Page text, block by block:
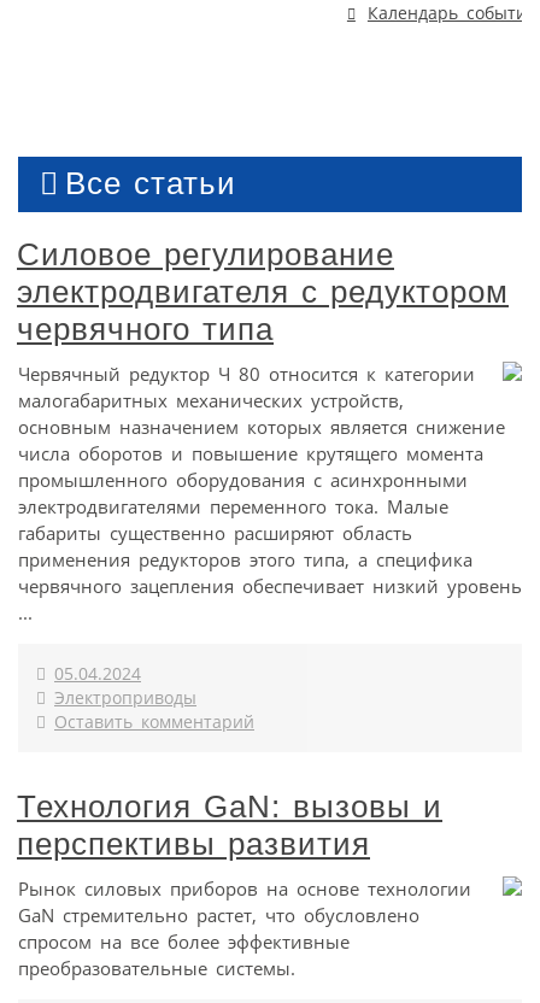
Календарь событий
Все статьи
Силовое регулирование
электродвигателя с редуктором
червячного типа
Червячный редуктор Ч 80 относится к категории
малогабаритных механических устройств,
основным назначением которых является снижение
числа оборотов и повышение крутящего момента
промышленного оборудования с асинхронными
электродвигателями переменного тока. Малые
габариты существенно расширяют область
применения редукторов этого типа, а специфика
червячного зацепления обеспечивает низкий уровень
...
05.04.2024
Электроприводы
Оставить комментарий
Технология GaN: вызовы и
перспективы развития
Рынок силовых приборов на основе технологии
GaN стремительно растет, что обусловлено
спросом на все более эффективные
преобразовательные системы.